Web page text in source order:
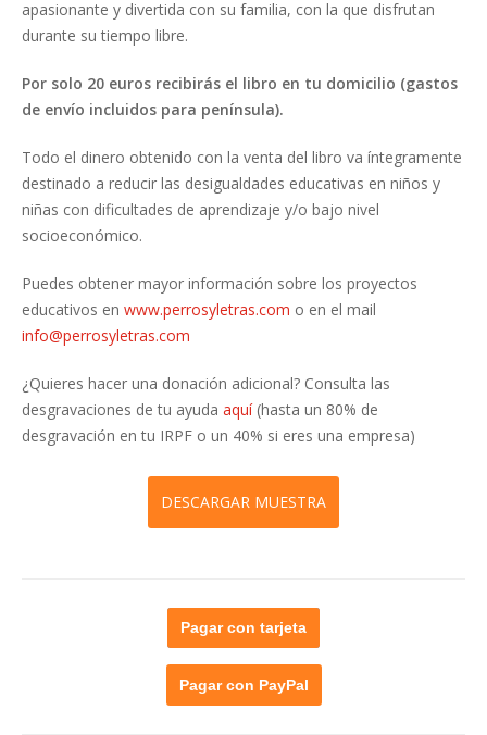
apasionante y divertida con su familia, con la que disfrutan
durante su tiempo libre.
Por solo 20 euros recibirás el libro en tu domicilio (gastos
de envío incluidos para península).
Todo el dinero obtenido con la venta del libro va íntegramente
destinado a reducir las desigualdades educativas en niños y
niñas con dificultades de aprendizaje y/o bajo nivel
socioeconómico.
Puedes obtener mayor información sobre los proyectos
educativos en www.perrosyletras.com o en el mail
info@perrosyletras.com
¿Quieres hacer una donación adicional? Consulta las
desgravaciones de tu ayuda aquí(hasta un 80% de
desgravación en tu IRPF o un 40% si eres una empresa)
DESCARGAR MUESTRA
Pagar con tarjeta
Pagar con PayPal